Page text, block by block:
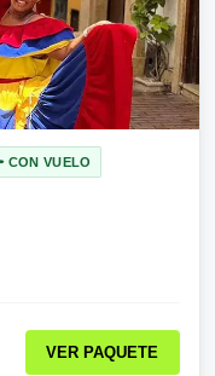
CON VUELO
VER PAQUETE